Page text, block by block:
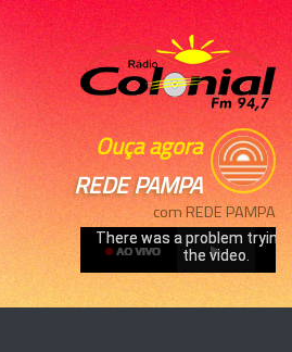
Ouça agora
REDE PAMPA
com REDE PAMPA